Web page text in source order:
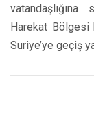
vatandaşlığına
Harekat Bölgesi
Suriye’ye geçiş